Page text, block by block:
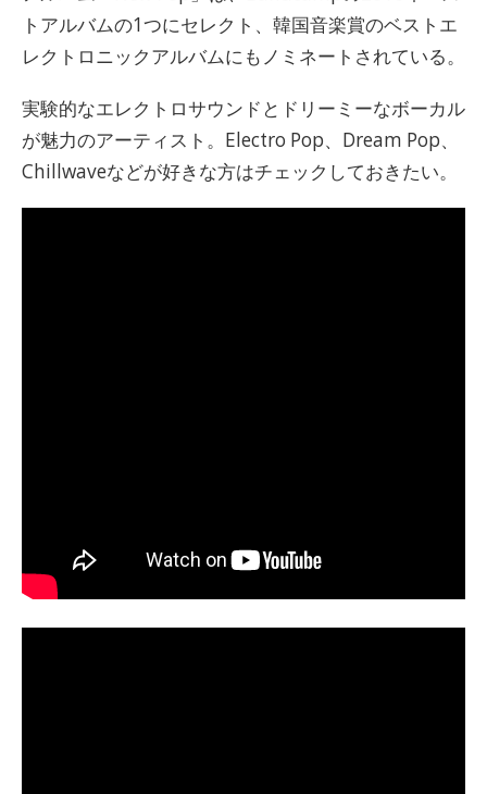
トアルバムの1つにセレクト、韓国音楽賞のベストエ
レクトロニックアルバムにもノミネートされている。
実験的なエレクトロサウンドとドリーミーなボーカル
が魅力のアーティスト。Electro Pop、Dream Pop、
Chillwaveなどが好きな方はチェックしておきたい。